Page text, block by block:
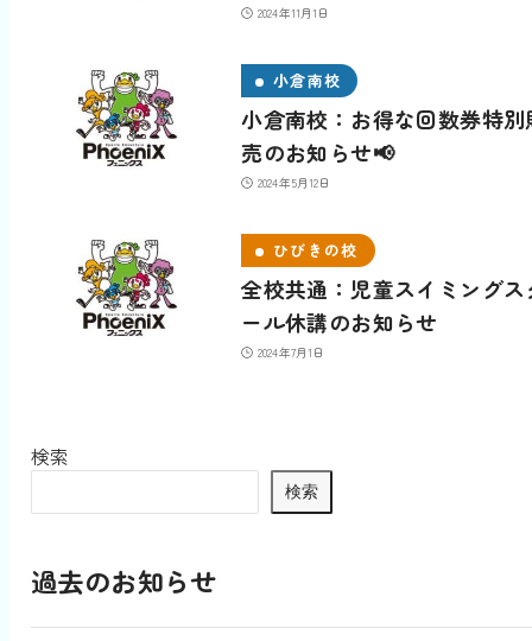
2024年11月1日
小倉南校
小倉南校：お得な回数券特別
売のお知らせ📢
2024年5月12日
ひびきの校
全校共通：児童スイミングス
ール休講のお知らせ
2024年7月1日
検索
検索
過去のお知らせ